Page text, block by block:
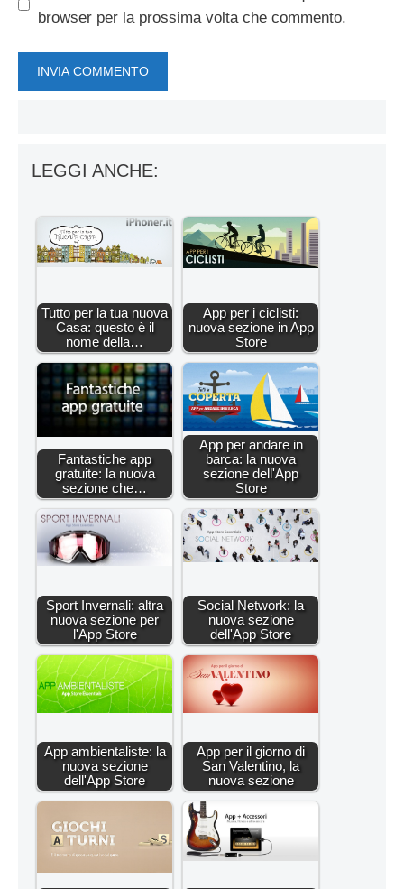
browser per la prossima volta che commento.
LEGGI ANCHE:
Tutto per la tua nuova
Casa: questo è il
nome della…
App per i ciclisti:
nuova sezione in App
Store
Fantastiche app
gratuite: la nuova
sezione che…
App per andare in
barca: la nuova
sezione dell'App
Store
Sport Invernali: altra
nuova sezione per
l'App Store
Social Network: la
nuova sezione
dell'App Store
App ambientaliste: la
nuova sezione
dell'App Store
App per il giorno di
San Valentino, la
nuova sezione